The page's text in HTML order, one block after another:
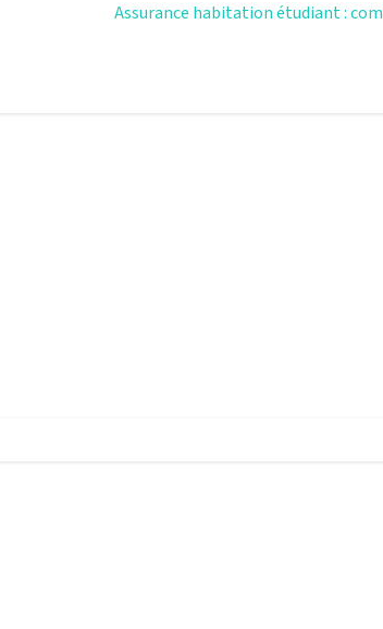
Assurance habitation étudiant :